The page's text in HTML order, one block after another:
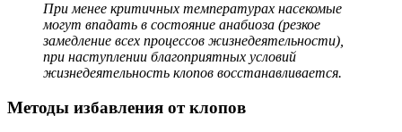
При менее критичных температурах насекомые
могут впадать в состояние анабиоза (резкое
замедление всех процессов жизнедеятельности),
при наступлении благоприятных условий
жизнедеятельность клопов восстанавливается.
Методы избавления от клопов